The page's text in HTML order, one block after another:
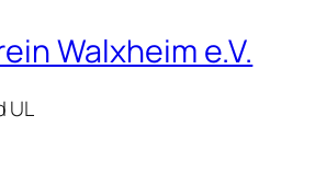
Walxheim e.V.
UL